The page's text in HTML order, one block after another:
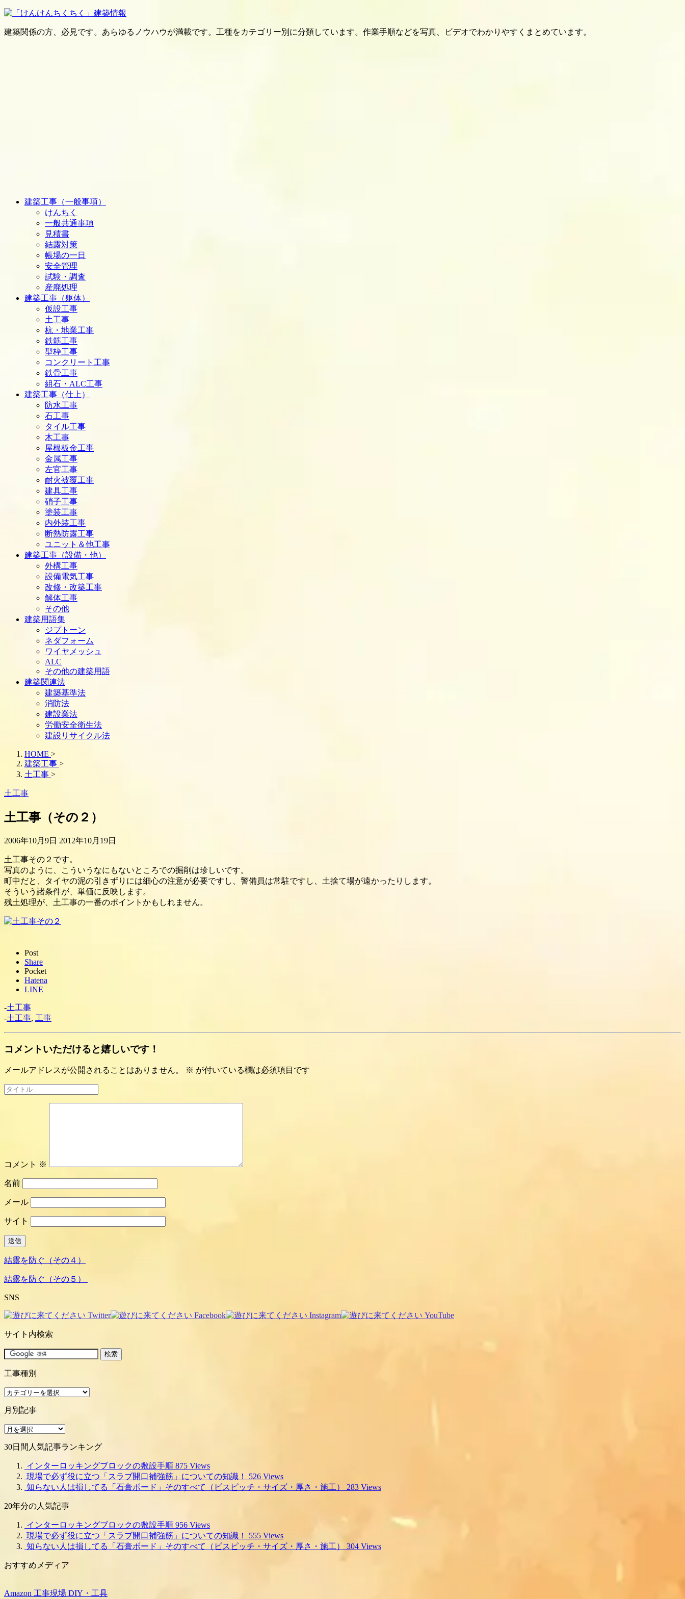
建築関係の方、必見です。あらゆるノウハウが満載です。工種をカテゴリー別に分類しています。作業手順などを写真、ビデオでわかりやすくまとめています。
建築工事（一般事項）
けんちく
一般共通事項
見積書
結露対策
帳場の一日
安全管理
試験・調査
産廃処理
建築工事（躯体）
仮設工事
土工事
杭・地業工事
鉄筋工事
型枠工事
コンクリート工事
鉄骨工事
組石・ALC工事
建築工事（仕上）
防水工事
石工事
タイル工事
木工事
屋根板金工事
金属工事
左官工事
耐火被覆工事
建具工事
硝子工事
塗装工事
内外装工事
断熱防露工事
ユニット＆他工事
建築工事（設備・他）
外構工事
設備電気工事
改修・改築工事
解体工事
その他
建築用語集
ジプトーン
ネダフォーム
ワイヤメッシュ
ALC
その他の建築用語
建築関連法
建築基準法
消防法
建設業法
労働安全衛生法
建設リサイクル法
HOME >
建築工事 >
土工事 >
土工事
土工事（その２）
2006年10月9日 2012年10月19日
土工事その２です。
写真のように、こういうなにもないところでの掘削は珍しいです。
町中だと、タイヤの泥の引きずりには細心の注意が必要ですし、警備員は常駐ですし、土捨て場が遠かったりします。
そういう諸条件が、単価に反映します。
残土処理が、土工事の一番のポイントかもしれません。
Post
Share
Pocket
Hatena
LINE
-土工事
-土工事, 工事
コメントいただけると嬉しいです！
メールアドレスが公開されることはありません。 ※ が付いている欄は必須項目です
コメント ※
名前
メール
サイト
結露を防ぐ（その４）
結露を防ぐ（その５）
SNS
サイト内検索
工事種別
工
種
別
月別記事
月
記
30日間人気記事ランキング
インターロッキングブロックの敷設手順 875 Views
現場で必ず役に立つ「スラブ開口補強筋」についての知識！
526 Views
知らない人は損してる「石膏ボード」そのすべて（ビスピッチ・サイズ・厚さ・施工）
283 Views
20年分の人気記事
インターロッキングブロックの敷設手順 956 Views
現場で必ず役に立つ「スラブ開口補強筋」についての知識！
555 Views
知らない人は損してる「石膏ボード」そのすべて（ビスピッチ・サイズ・厚さ・施工）
304 Views
おすすめメディア
Amazon 工事現場 DIY・工具